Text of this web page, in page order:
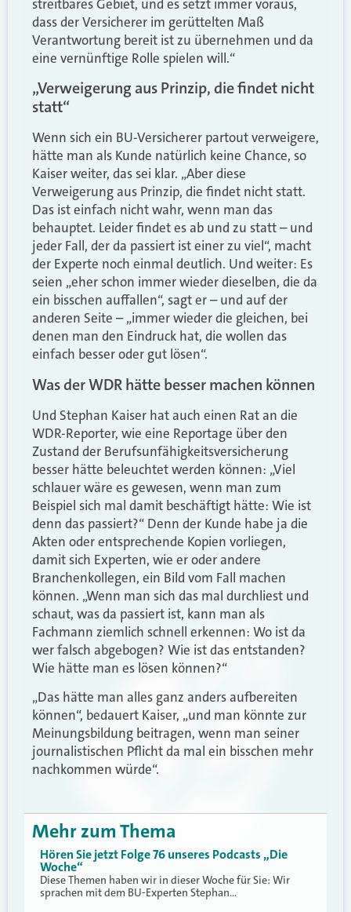
streitbares Gebiet, und es setzt immer voraus,
dass der Versicherer im gerüttelten Maß
Verantwortung bereit ist zu übernehmen und da
eine vernünftige Rolle spielen will.“
„Verweigerung aus Prinzip, die findet nicht
statt“
Wenn sich ein BU-Versicherer partout verweigere,
hätte man als Kunde natürlich keine Chance, so
Kaiser weiter, das sei klar. „Aber diese
Verweigerung aus Prinzip, die findet nicht statt.
Das ist einfach nicht wahr, wenn man das
behauptet. Leider findet es ab und zu statt – und
jeder Fall, der da passiert ist einer zu viel“, macht
der Experte noch einmal deutlich. Und weiter: Es
seien „eher schon immer wieder dieselben, die da
ein bisschen auffallen“, sagt er – und auf der
anderen Seite – „immer wieder die gleichen, bei
denen man den Eindruck hat, die wollen das
einfach besser oder gut lösen“.
Was der WDR hätte besser machen können
Und Stephan Kaiser hat auch einen Rat an die
WDR-Reporter, wie eine Reportage über den
Zustand der Berufsunfähigkeitsversicherung
besser hätte beleuchtet werden können: „Viel
schlauer wäre es gewesen, wenn man zum
Beispiel sich mal damit beschäftigt hätte: Wie ist
denn das passiert?“ Denn der Kunde habe ja die
Akten oder entsprechende Kopien vorliegen,
damit sich Experten, wie er oder andere
Branchenkollegen, ein Bild vom Fall machen
können. „Wenn man sich das mal durchliest und
schaut, was da passiert ist, kann man als
Fachmann ziemlich schnell erkennen: Wo ist da
wer falsch abgebogen? Wie ist das entstanden?
Wie hätte man es lösen können?“
„Das hätte man alles ganz anders aufbereiten
können“, bedauert Kaiser, „und man könnte zur
Meinungsbildung beitragen, wenn man seiner
journalistischen Pflicht da mal ein bisschen mehr
nachkommen würde“.
Mehr zum Thema
Hören Sie jetzt Folge 76 unseres Podcasts „Die
Woche“
Diese Themen haben wir in dieser Woche für Sie: Wir
sprachen mit dem BU-Experten Stephan…